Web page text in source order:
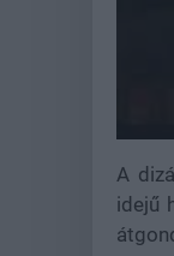
A
idejű